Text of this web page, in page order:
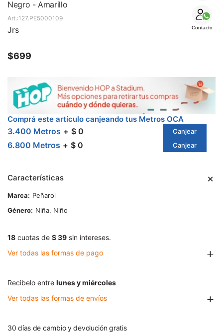
Negro - Amarillo
Contacto
127.PE5000109
Jrs
$699
Comprá este artículo canjeando tus Metros OCA
3.400 Metros $ 0 Canjear
6.800 Metros $ 0 Canjear
Características
Marca
Peñarol
Género
Niña, Niño
18 cuotas de $ 39 sin intereses.
Ver todas las formas de pago
Recibelo entre lunes y miércoles
Ver todas las formas de envíos
30 días de cambio y devolución gratis